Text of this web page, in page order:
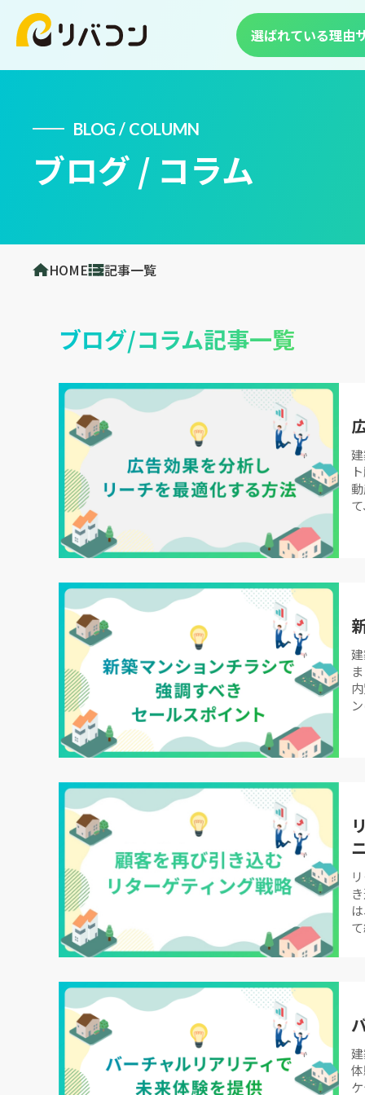
選ばれている理由
BLOG / COLUMN
ブログ / コラム
HOME 記事一覧
ブログ/コラム記事一覧